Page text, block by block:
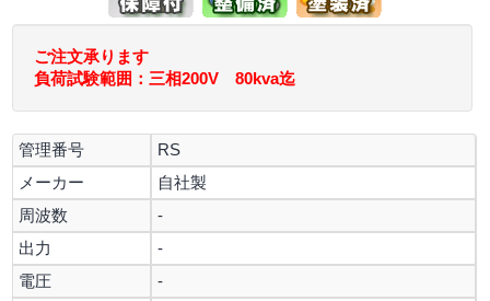
ご注文承ります
負荷試験範囲：三相200V 80kva迄
管理番号
RS
メーカー
自社製
周波数
-
出力
-
電圧
-